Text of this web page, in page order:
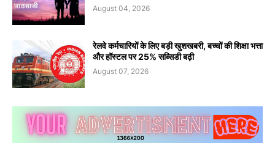
August 04, 2026
रेलवे कर्मचारियों के लिए बड़ी खुशखबरी, बच्चों की शिक्षा भत्ता
और हॉस्टल पर 25% सब्सिडी बढ़ी
August 07, 2026